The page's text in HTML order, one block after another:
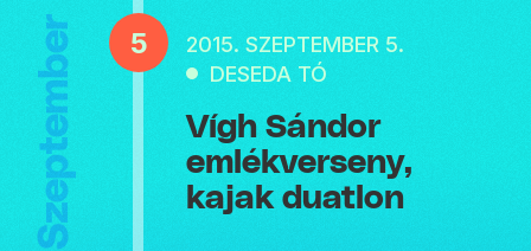
Szeptember 5
2015. SZEPTEMBER 5.
DESEDA TÓ
Vígh Sándor
emlékverseny,
kajak duatlon